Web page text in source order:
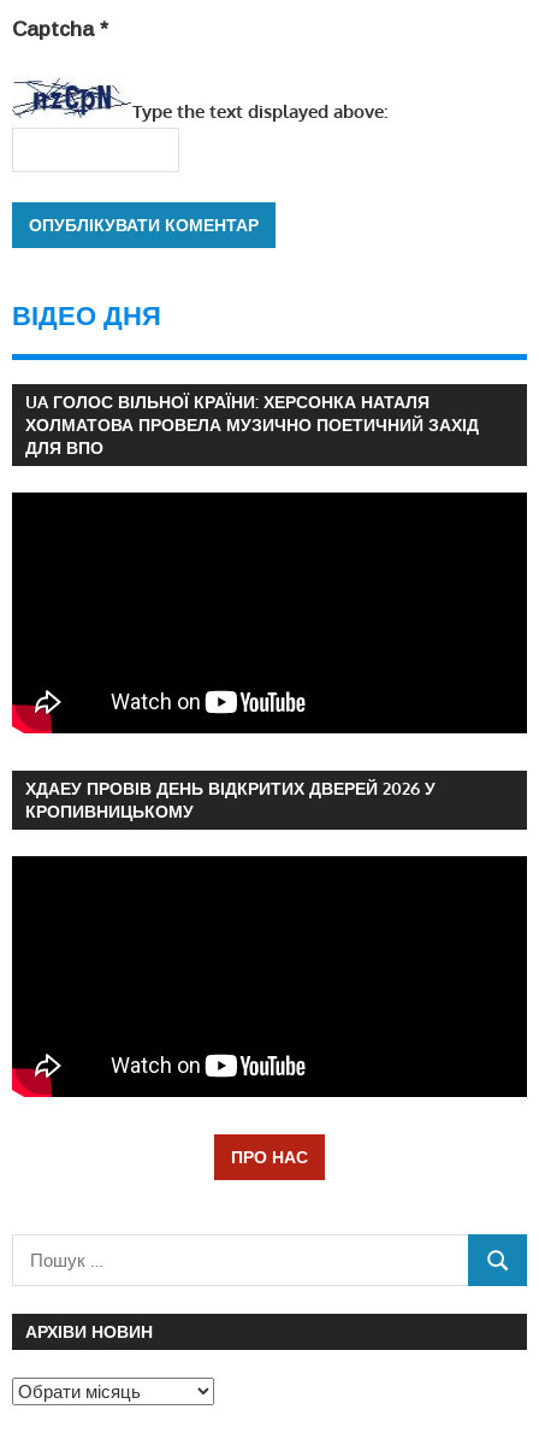
Captcha *
Type the text displayed above:
ВІДЕО ДНЯ
UA ГОЛОС ВІЛЬНОЇ КРАЇНИ: ХЕРСОНКА НАТАЛЯ
ХОЛМАТОВА ПРОВЕЛА МУЗИЧНО ПОЕТИЧНИЙ ЗАХІД
ДЛЯ ВПО
ХДАЕУ ПРОВІВ ДЕНЬ ВІДКРИТИХ ДВЕРЕЙ 2026 У
КРОПИВНИЦЬКОМУ
ПРО НАС
АРХІВИ НОВИН